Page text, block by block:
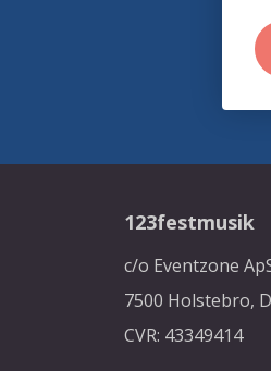
123festmusik
c/o Eventzone
7500 Holstebro,
CVR: 43349414